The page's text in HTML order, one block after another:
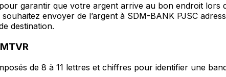
garantir que votre argent arrive au bon endroit lors
envoyer de l’argent à SDM-BANK PJSC
destination.
de 8 à 11 lettres et chiffres pour identifier une